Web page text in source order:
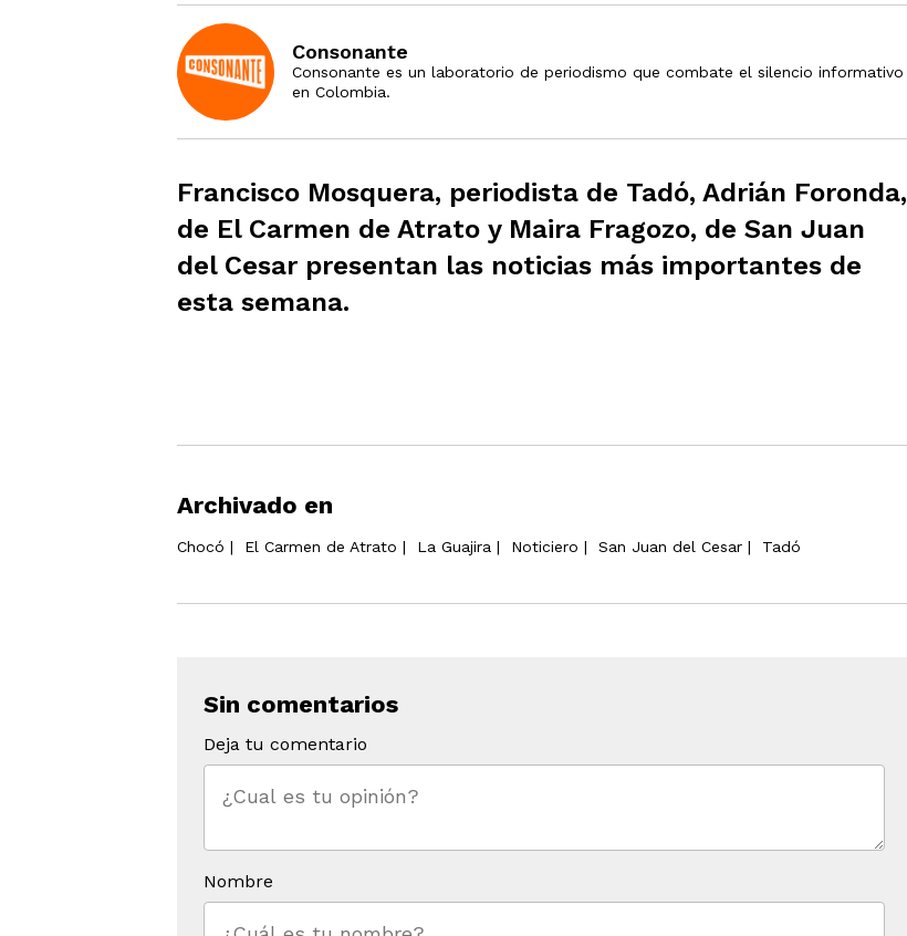
Consonante
Consonante es un laboratorio de periodismo que combate el silencio informativo
en Colombia.
Francisco Mosquera, periodista de Tadó, Adrián Foronda,
de El Carmen de Atrato y Maira Fragozo, de San Juan
del Cesar presentan las noticias más importantes de
esta semana.
Archivado en
Chocó | El Carmen de Atrato | La Guajira | Noticiero | San Juan del Cesar | Tadó
Sin comentarios
Deja tu comentario
Nombre